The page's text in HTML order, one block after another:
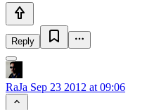
Reply
RaJa Sep 23 2012 at 09:06